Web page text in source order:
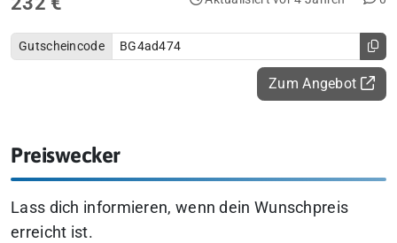
Gutscheincode BG4ad474
Zum Angebot
Preiswecker
Lass dich informieren, wenn dein Wunschpreis
erreicht ist.